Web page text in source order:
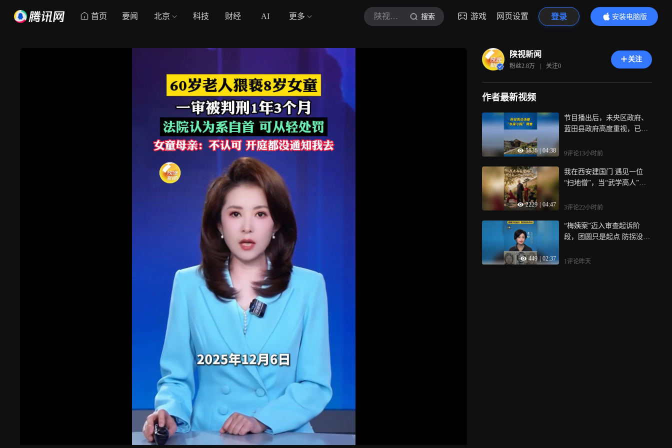
首页 要闻 北京 科技 财经 AI 更多 陕视新闻 搜索 游戏 网页设置 登录
安装电脑版
内容更精彩
陕视新闻
粉丝2.8万 | 关注0
关注
作者最新视频
5836 04:38
节目播出后，未央区政府、
蓝田县政府高度重视，已分
划局等部门，对节目曝光问
依规严肃处理，同时提醒广
大市民群众提高防范意识，
西安人别再被田园小院套
小院：耕地木屋、长租宅基
地自建别墅，耕地上建房必
居民租宅基地建房合同无
9评论13小时前
2229 04:47
我在西安建国门 遇见一位
“扫地僧”，当“武学高人”隐
日常；在你不知道的晨练江
功与名的“扫地僧”，8月8日
全民健身日，就让我们一起
3评论22小时前
449 02:37
“梅姨案”迈入审查起诉阶
段，团圆只是起点 防拐没有
1评论昨天